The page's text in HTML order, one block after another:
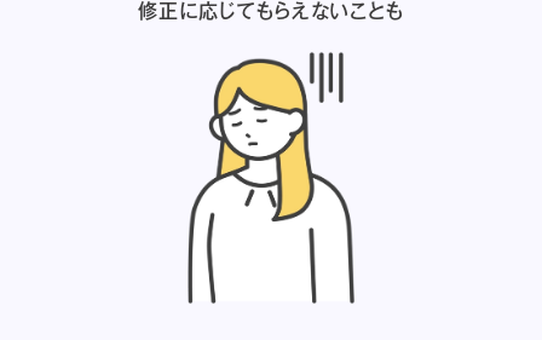
修正に応じてもらえないことも